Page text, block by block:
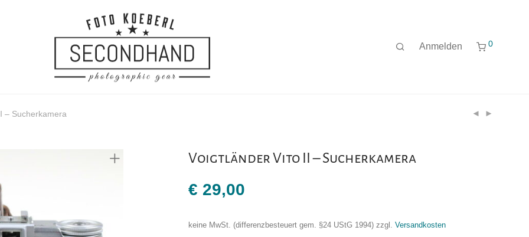
Anmelden 0
– Sucherkamera
Voigtländer Vito II – Sucherkamera
€ 29,00
keine MwSt. (differenzbesteuert gem. §24 UStG 1994) zzgl. Versandkosten